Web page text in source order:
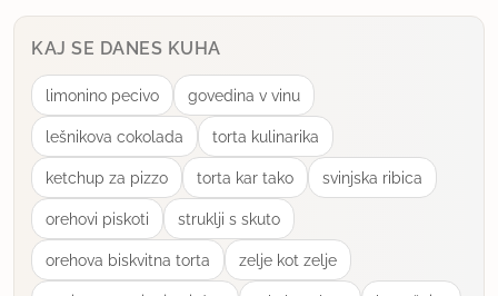
KAJ SE DANES KUHA
limonino pecivo govedina v vinu
lešnikova cokolada torta kulinarika
ketchup za pizzo torta kar tako svinjska ribica
orehovi piskoti struklji s skuto
orehova biskvitna torta zelje kot zelje